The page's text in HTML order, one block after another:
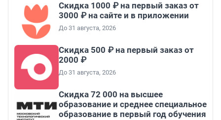
Скидка 1000 ₽ на первый заказ от
3000 ₽ на сайте и в приложении
До 31 августа, 2026
Скидка 500 ₽ на первый заказ от
2000 ₽
До 31 августа, 2026
Скидка 72 000 на высшее
образование и среднее специальное
образование в первый год обучения